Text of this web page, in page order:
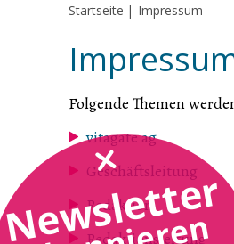
Newsletter
Startseite Impressum
Folgende Themen
vitagate ag
Geschäftsleitung
Redaktion
Redaktionsleitung